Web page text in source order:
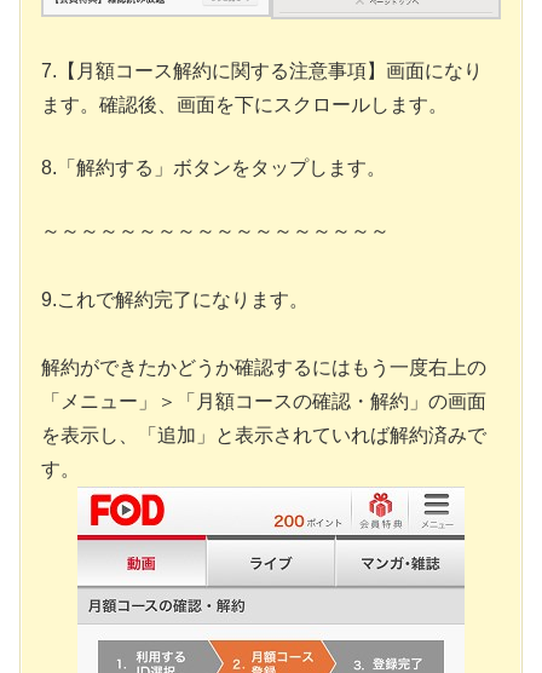
7.【月額コース解約に関する注意事項】画面になり
ます。確認後、画面を下にスクロールします。
8.「解約する」ボタンをタップします。
～～～～～～～～～～～～～～～～～～
9.これで解約完了になります。
解約ができたかどうか確認するにはもう一度右上の
「メニュー」＞「月額コースの確認・解約」の画面
を表示し、「追加」と表示されていれば解約済みで
す。